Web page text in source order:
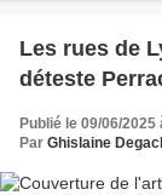
Les rues de
déteste
Publié le 09/06/2025
Par Ghislaine